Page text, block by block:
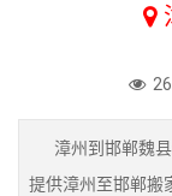
漳州到邯郸魏县
提供漳州至邯郸搬